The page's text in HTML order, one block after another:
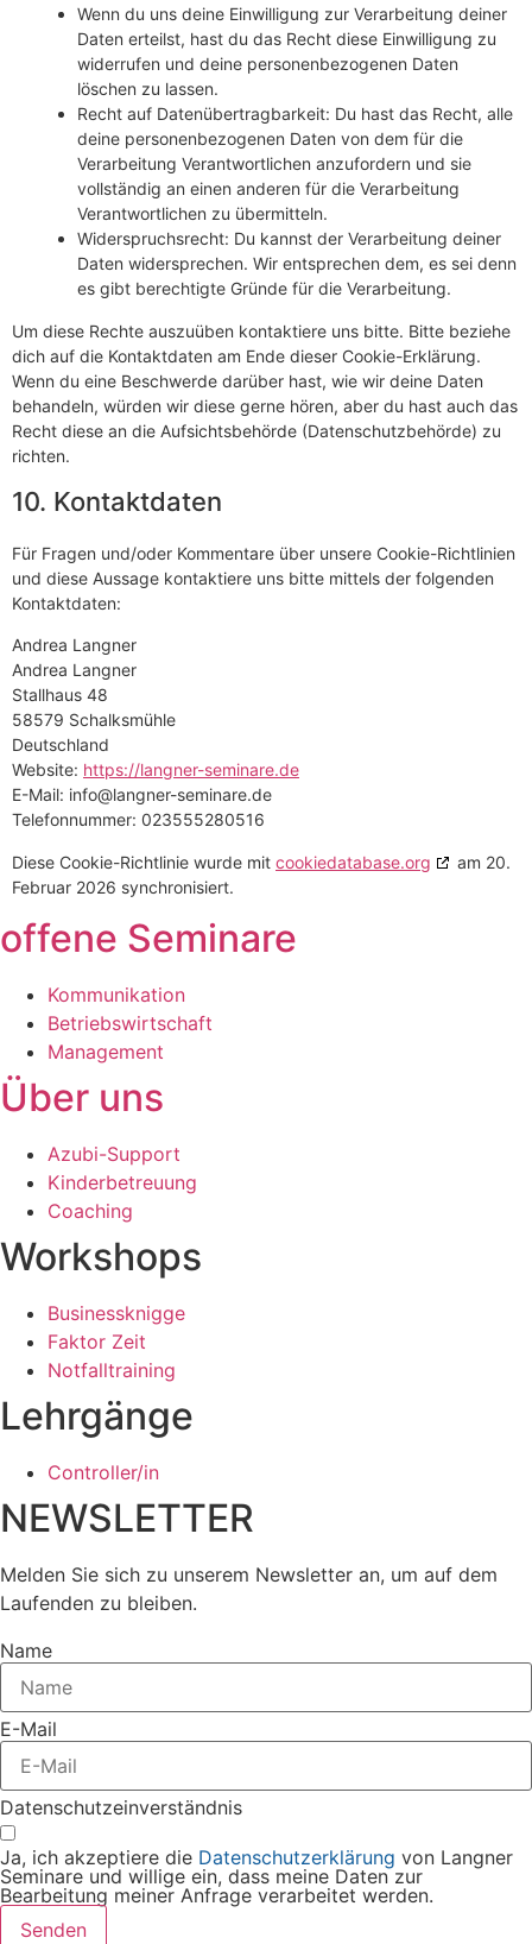
Wenn du uns deine Einwilligung zur Verarbeitung deiner
Daten erteilst, hast du das Recht diese Einwilligung zu
widerrufen und deine personenbezogenen Daten
löschen zu lassen.
Recht auf Datenübertragbarkeit: Du hast das Recht, alle
deine personenbezogenen Daten von dem für die
Verarbeitung Verantwortlichen anzufordern und sie
vollständig an einen anderen für die Verarbeitung
Verantwortlichen zu übermitteln.
Widerspruchsrecht: Du kannst der Verarbeitung deiner
Daten widersprechen. Wir entsprechen dem, es sei denn
es gibt berechtigte Gründe für die Verarbeitung.
Um diese Rechte auszuüben kontaktiere uns bitte. Bitte beziehe
dich auf die Kontaktdaten am Ende dieser Cookie-Erklärung.
Wenn du eine Beschwerde darüber hast, wie wir deine Daten
behandeln, würden wir diese gerne hören, aber du hast auch das
Recht diese an die Aufsichtsbehörde (Datenschutzbehörde) zu
richten.
10. Kontaktdaten
Für Fragen und/oder Kommentare über unsere Cookie-Richtlinien
und diese Aussage kontaktiere uns bitte mittels der folgenden
Kontaktdaten:
Andrea Langner
Andrea Langner
Stallhaus 48
58579 Schalksmühle
Deutschland
Website: https://langner-seminare.de
E-Mail: info@langner-seminare.de
Telefonnummer: 023555280516
Diese Cookie-Richtlinie wurde mit cookiedatabase.org
am 20.
Februar 2026 synchronisiert.
offene Seminare
Kommunikation
Betriebswirtschaft
Management
Über uns
Azubi-Support
Kinderbetreuung
Coaching
Workshops
Businessknigge
Faktor Zeit
Notfalltraining
Lehrgänge
Controller/in
NEWSLETTER
Melden Sie sich zu unserem Newsletter an, um auf dem
Laufenden zu bleiben.
Name
E-Mail
Datenschutzeinverständnis
Ja, ich akzeptiere die Datenschutzerklärung von Langner
Seminare und willige ein, dass meine Daten zur
Bearbeitung meiner Anfrage verarbeitet werden.
Senden